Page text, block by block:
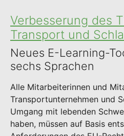
Verbesserung des
Transport und
Neues E-Learning-
sechs Sprachen
Alle Mitarbeiterinnen und
Transportunternehmen und
Umgang mit lebenden
haben, müssen auf Basis